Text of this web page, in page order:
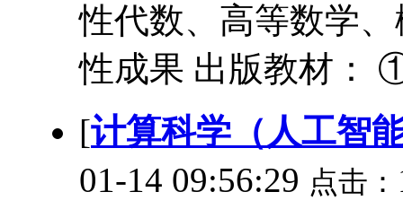
性代数、高等数学
性成果 出版教材：
[计算科学（人工智
01-14 09:56:29 点击：